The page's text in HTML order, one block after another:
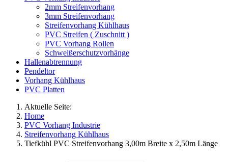
2mm Streifenvorhang
3mm Streifenvorhang
Streifenvorhang Kühlhaus
PVC Streifen ( Zuschnitt )
PVC Vorhang Rollen
Schweißerschutzvorhänge
Hallenabtrennung
Pendeltor
Vorhang Kühlhaus
PVC Platten
Aktuelle Seite:
Home
PVC Vorhang Industrie
Streifenvorhang Kühlhaus
Tiefkühl PVC Streifenvorhang 3,00m Breite x 2,50m Länge